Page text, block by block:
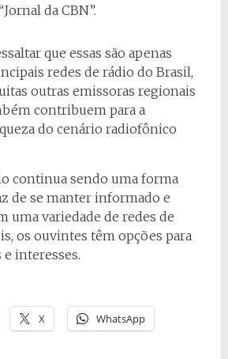
da CBN”.
que essas são apenas
redes de rádio do Brasil,
outras emissoras regionais
contribuem para a
do cenário radiofônico
continua sendo uma forma
de se manter informado e
uma variedade de redes de
os ouvintes têm opções para
interesses.
X WhatsApp